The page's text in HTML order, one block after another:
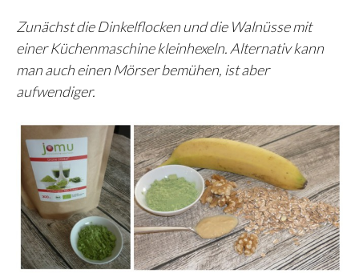
Zunächst die Dinkelflocken und die Walnüsse mit
einer Küchenmaschine kleinhexeln. Alternativ kann
man auch einen Mörser bemühen, ist aber
aufwendiger.